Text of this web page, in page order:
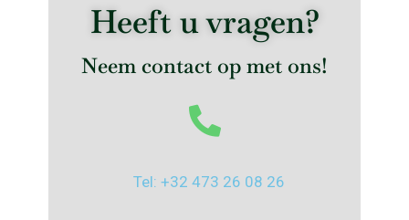
Heeft u vragen?
Neem contact op met ons!
Tel: +32 473 26 08 26